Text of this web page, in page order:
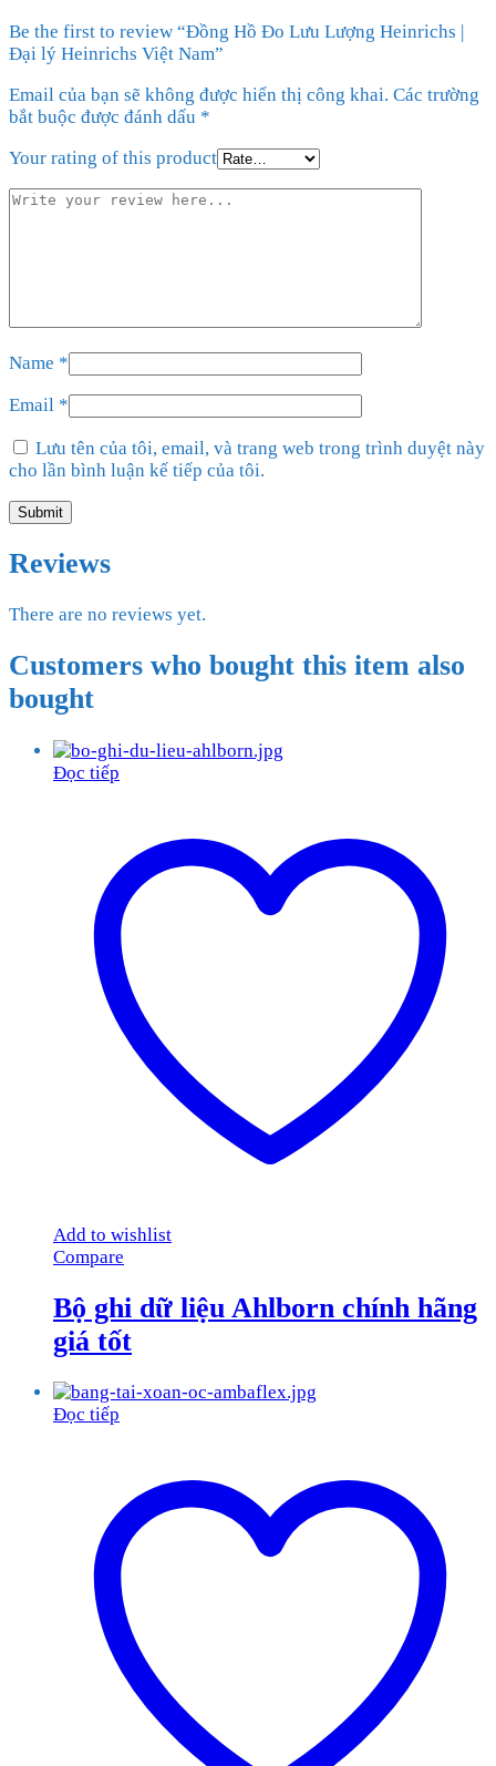
Be the first to review “Đồng Hồ Đo Lưu Lượng Heinrichs |
Đại lý Heinrichs Việt Nam”
Email của bạn sẽ không được hiển thị công khai. Các trường
bắt buộc được đánh dấu *
Your rating of this product
Name *
Email *
Lưu tên của tôi, email, và trang web trong trình duyệt này
cho lần bình luận kế tiếp của tôi.
Reviews
There are no reviews yet.
Customers who bought this item also
bought
Đọc tiếp
Add to wishlist
Compare
Bộ ghi dữ liệu Ahlborn chính hãng
giá tốt
Đọc tiếp